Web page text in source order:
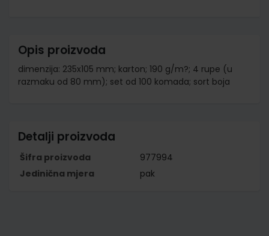
Opis proizvoda
dimenzija: 235x105 mm; karton; 190 g/m?; 4 rupe (u
razmaku od 80 mm); set od 100 komada; sort boja
Detalji proizvoda
Šifra proizvoda
977994
Jedinična mjera
pak